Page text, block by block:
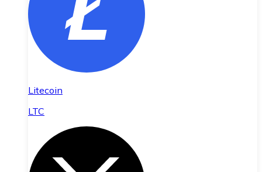
Litecoin
LTC